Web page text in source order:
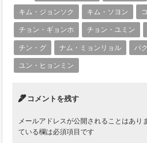
キム・ジョンソク キム・ソヨン
チョン・ギョンホ チョン・ユミン
チン・グ ナム・ミョンリョル パ
ユン・ヒョンミン
コメントを残す
メールアドレスが公開されることはあり
ている欄は必須項目です